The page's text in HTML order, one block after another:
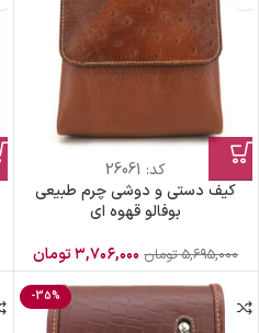
کد: 26061
کیف دستی و دوشی چرم طبیعی
بوفالو قهوه ای
۵,۶۹۵,۰۰۰ تومان ۳,۷۰۶,۰۰۰تومان
-35%